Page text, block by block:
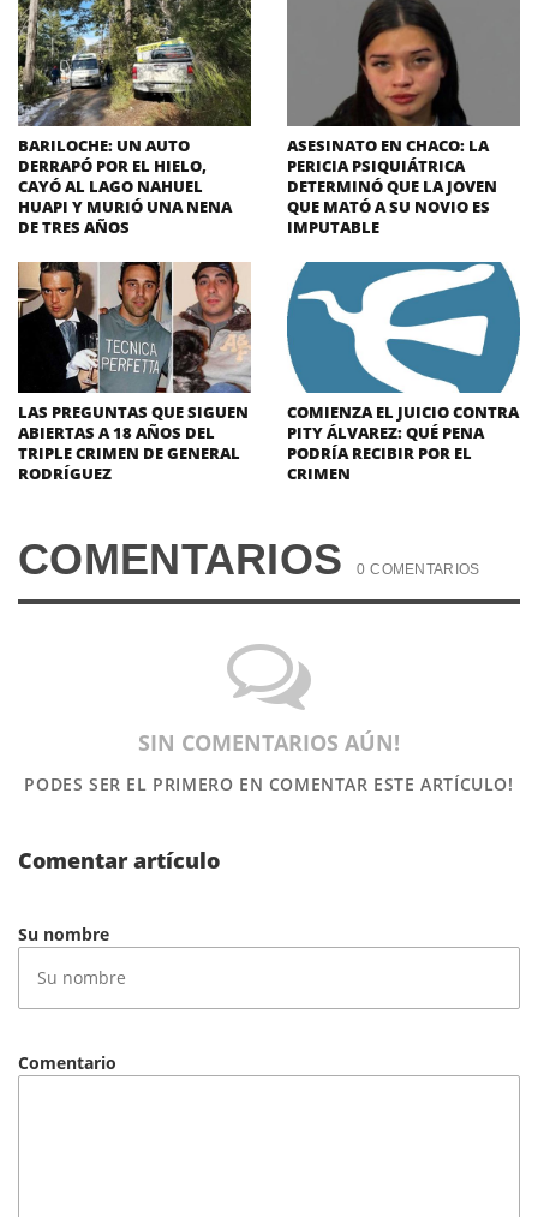
BARILOCHE: UN AUTO
DERRAPÓ POR EL HIELO,
CAYÓ AL LAGO NAHUEL
HUAPI Y MURIÓ UNA NENA
DE TRES AÑOS
ASESINATO EN CHACO: LA
PERICIA PSIQUIÁTRICA
DETERMINÓ QUE LA JOVEN
QUE MATÓ A SU NOVIO ES
IMPUTABLE
LAS PREGUNTAS QUE SIGUEN
ABIERTAS A 18 AÑOS DEL
TRIPLE CRIMEN DE GENERAL
RODRÍGUEZ
COMIENZA EL JUICIO CONTRA
PITY ÁLVAREZ: QUÉ PENA
PODRÍA RECIBIR POR EL
CRIMEN
COMENTARIOS 0 COMENTARIOS
SIN COMENTARIOS AÚN!
PODES SER EL PRIMERO EN COMENTAR ESTE ARTÍCULO!
Comentar artículo
Su nombre
Comentario